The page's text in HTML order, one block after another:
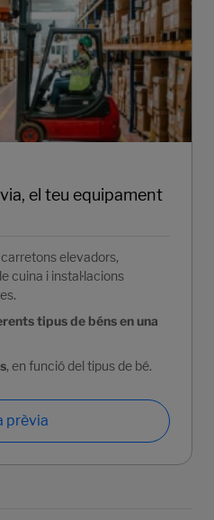
el teu equipament
elevadors,
cuina i instal·lacions
tipus de béns en una
, en funció del tipus de bé.
prèvia